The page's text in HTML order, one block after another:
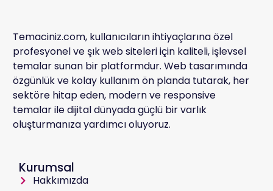
Temaciniz.com, kullanıcıların ihtiyaçlarına özel
profesyonel ve şık web siteleri için kaliteli, işlevsel
temalar sunan bir platformdur. Web tasarımında
özgünlük ve kolay kullanım ön planda tutarak, her
sektöre hitap eden, modern ve responsive
temalar ile dijital dünyada güçlü bir varlık
oluşturmanıza yardımcı oluyoruz.
Kurumsal
Hakkımızda